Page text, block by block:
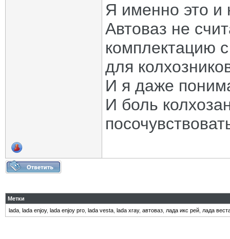
Я именно это и
Автоваз не
комплектацию
для
И я даже
И боль
Метки
lada lada enjoy, lada enjoy pro lada vesta lada xray, автоваз лада икс рей лада